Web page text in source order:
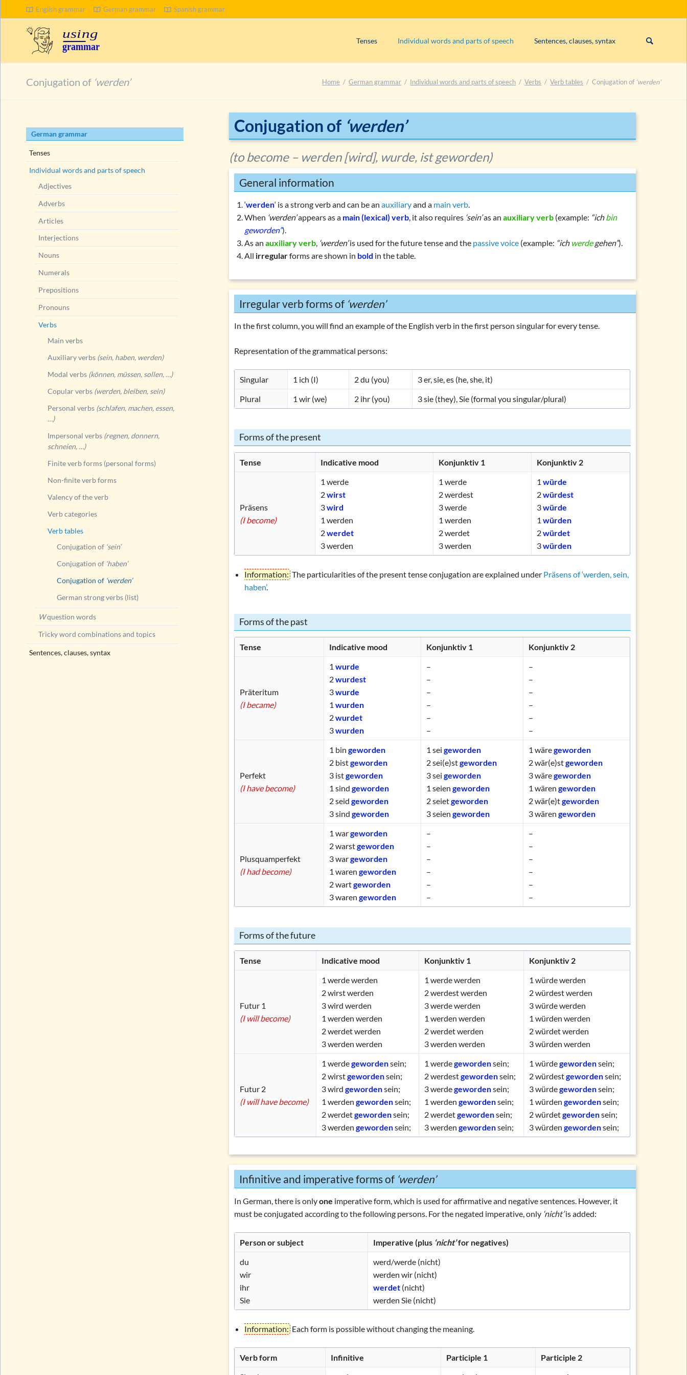
English grammar German grammar Spanish grammar
navigation
Tenses
Präsens (formation)
Perfekt (use)
Perfekt (formation)
Plusquamperfekt (use)
Plusquamperfekt (formation)
Exercise 1: Determining the tenses
Exercise 2: Determining the tenses
Individual words and parts of speech
Adverbs
Articles
Interjections
Numerals
Prepositions
Verbs
Main verbs
Modal verbs(können, müssen, sollen, …)
Personal verbs(schlafen, machen, essen, …)
Impersonal verbs(regnen, donnern, schneien, …)
Finite verb forms (personal forms)
Non-finite verb forms
Conjugation of‘sein’
Conjugation of‘haben’
Wquestion words
Tricky word combinations and topics
Sentences, clauses, syntax
Exercise 1: constituents
Exercise 2: constituents
SEARCH
Conjugation of ‘werden’ Home German grammar Individual words and parts of speech Verbs Verb tables Conjugation of ‘werden’
Conjugation of ‘werden’
(to become – werden [wird], wurde, ist geworden)
General information
‘werden‘ is a strong verb and can be anauxiliaryand a main verb.
When ‘werden’appears as a main (lexical) verb, it also requires ‘sein’as anauxiliary verb (example: “ichbin
geworden”).
As anauxiliary verb, ‘werden’is used for thefuturetense and the passive voice (example: “ich werdegehen”).
All irregularforms are shown in bold in the table.
Irregular verb forms of ‘werden’
In the first column, you will find an example of the English verb in the first person singular for every tense.
Representation of the grammatical persons:
Singular 1 ich (I) 2du (you) 3er, sie, es (he, she, it)
Plural
1 wir (we) 2 ihr (you) 3sie (they), Sie (formal you singular/plural)
Forms of the present
Tense Indicative mood Konjunktiv 1 Konjunktiv 2
Präsens
(I become)
1 werde
2wirst
3wird
1 werden
2werdet
3werden
1 werde
2werdest
3werde
1 werden
2werdet
3werden
1 würde
2würdest
3würde
1 würden
2würdet
3würden
Information: The particularities of the present tense conjugation are explained under Präsens of ‘werden, sein,
haben’.
Forms of the past
Tense Indicative mood Konjunktiv 1 Konjunktiv 2
Präteritum
(I became)
1 wurde
2wurdest
3wurde
1 wurden
2wurdet
3wurden
–
–
–
–
–
–
–
–
–
–
–
–
Perfekt
(I have become)
1 bingeworden
2 bistgeworden
3 istgeworden
1 sindgeworden
2seidgeworden
3sindgeworden
1 seigeworden
2sei(e)stgeworden
3seigeworden
1 seiengeworden
2seietgeworden
3seiengeworden
1 wäregeworden
2wär(e)stgeworden
3wäregeworden
1 wärengeworden
2wär(e)tgeworden
3wärengeworden
Plusquamperfekt
(I had become)
1 wargeworden
2warstgeworden
3wargeworden
1 warengeworden
2wartgeworden
3warengeworden
–
–
–
–
–
–
–
–
–
–
–
–
Forms of the future
Tense Indicative mood Konjunktiv 1 Konjunktiv 2
Futur 1
(I will become)
1 werde werden
2wirst werden
3wird werden
1 werden werden
2werdet werden
3werden werden
1 werde werden
2werdest werden
3werde werden
1 werden werden
2werdet werden
3werden werden
1 würde werden
2würdest werden
3würde werden
1 würden werden
2würdet werden
3würden werden
Futur 2
(I will have become)
1 werdegewordensein;
2wirstgewordensein;
3wirdgewordensein;
1 werdengewordensein;
2werdetgewordensein;
3werdengewordensein;
1 werdegewordensein;
2werdestgewordensein;
3werdegewordensein;
1 werdengewordensein;
2werdetgewordensein;
3werdengewordensein;
1 würdegewordensein;
2würdestgewordensein;
3würdegewordensein;
1 würdengewordensein;
2würdetgewordensein;
3würdengewordensein;
Infinitive and imperative forms of ‘werden’
In German, there is onlyone imperative form, which is used for affirmative and negative sentences. However, it
must be conjugated according to the following persons. For the negated imperative, only ‘nicht’is added:
Person or subject Imperative (plus ‘nicht’for negatives)
du
wir
ihr
Sie
werd/werde (nicht)
werden wir (nicht)
werdet (nicht)
werden Sie (nicht)
Information: Each form is possible without changing the meaning.
Verb form Infinitive Participle 1
Participle 2
Skip
navigation
German grammar
Tenses
Individual words and parts of speech
Adjectives
Adverbs
Articles
Interjections
Nouns
Numerals
Prepositions
Pronouns
Verbs
Main verbs
Auxiliary verbs (sein, haben, werden)
Modal verbs (können, müssen, sollen, …)
Copular verbs (werden, bleiben, sein)
Personal verbs (schlafen, machen, essen,
…)
Impersonal verbs (regnen, donnern,
schneien, …)
Finite verb forms (personal forms)
Non-finite verb forms
Valency of the verb
Verb categories
Verb tables
Conjugation of ‘sein’
Conjugation of ‘haben’
Conjugation of ‘werden’
German strong verbs (list)
Wquestion words
Tricky word combinations and topics
Sentences, clauses, syntax